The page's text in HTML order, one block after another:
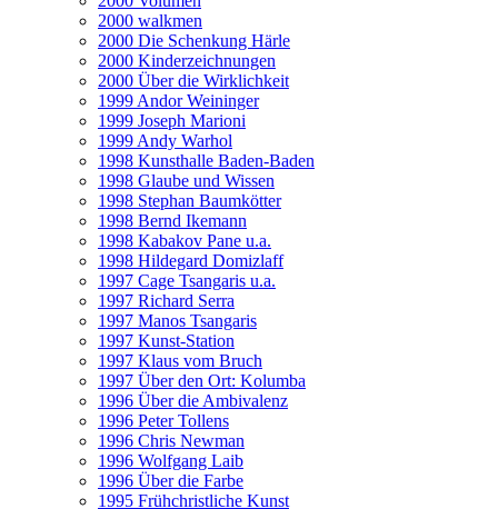
2000 walkmen
2000 Die Schenkung Härle
2000 Kinderzeichnungen
2000 Über die Wirklichkeit
1999 Andor Weininger
1999 Joseph Marioni
1999 Andy Warhol
1998 Kunsthalle Baden-Baden
1998 Glaube und Wissen
1998 Stephan Baumkötter
1998 Bernd Ikemann
1998 Kabakov Pane u.a.
1998 Hildegard Domizlaff
1997 Cage Tsangaris u.a.
1997 Richard Serra
1997 Manos Tsangaris
1997 Kunst-Station
1997 Klaus vom Bruch
1997 Über den Ort: Kolumba
1996 Über die Ambivalenz
1996 Peter Tollens
1996 Chris Newman
1996 Wolfgang Laib
1996 Über die Farbe
1995 Frühchristliche Kunst